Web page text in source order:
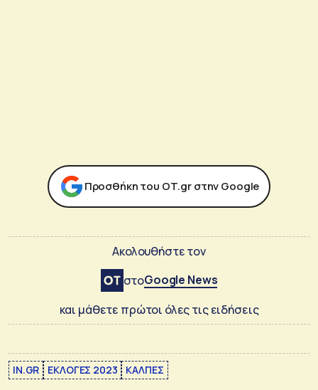
Προσθήκη του ΟΤ.gr στην Google
Ακολουθήστε τον
στοGoogle News
και μάθετε πρώτοι όλες τις ειδήσεις
IN.GR ΕΚΛΟΓΕΣ 2023 ΚΑΛΠΕΣ